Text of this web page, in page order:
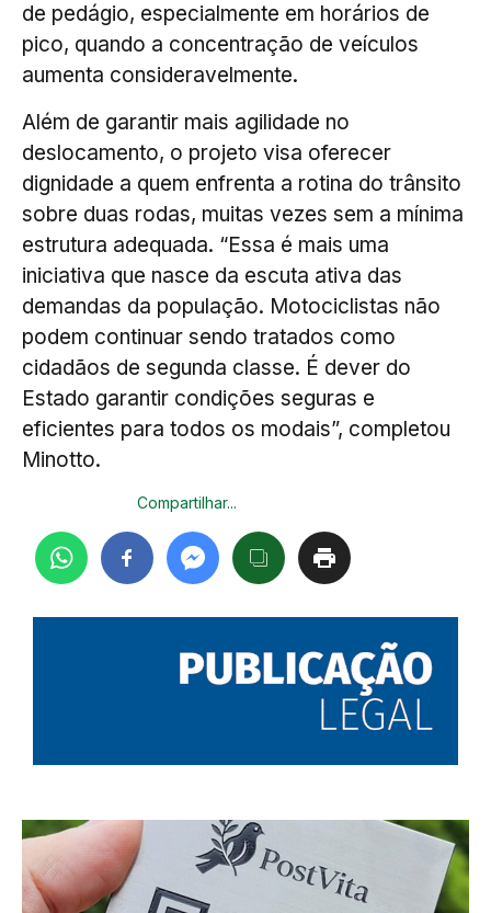
de pedágio, especialmente em horários de
pico, quando a concentração de veículos
aumenta consideravelmente.
Além de garantir mais agilidade no
deslocamento, o projeto visa oferecer
dignidade a quem enfrenta a rotina do trânsito
sobre duas rodas, muitas vezes sem a mínima
estrutura adequada. “Essa é mais uma
iniciativa que nasce da escuta ativa das
demandas da população. Motociclistas não
podem continuar sendo tratados como
cidadãos de segunda classe. É dever do
Estado garantir condições seguras e
eficientes para todos os modais”, completou
Minotto.
Compartilhar...